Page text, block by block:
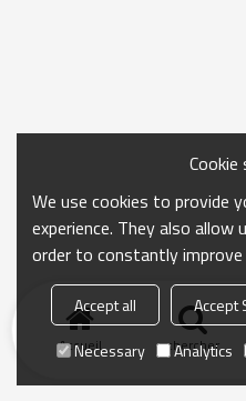
Accueil chercher
We use cookies to provide
experience. They also allow
order to constantly
Accept all Accept
Necessary
Analytics